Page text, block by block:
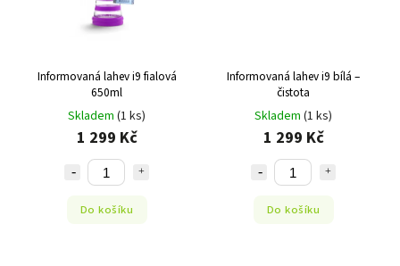
Informovaná lahev i9 fialová
650ml
Skladem (1 ks)
1 299 Kč
Do košíku
Informovaná lahev i9 bílá –
čistota
Skladem (1 ks)
1 299 Kč
Do košíku